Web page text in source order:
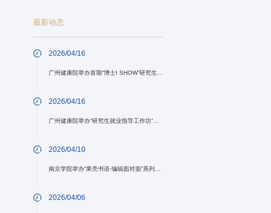
最新动态
2026/04/16
广州健康院举办首期“博士I SHOW”研究生学术沙龙活动
2026/04/16
广州健康院举办“研究生就业指导工作坊”系列活动
2026/04/10
南京学院举办“果壳书语·编辑面对面”系列讲座
2026/04/06